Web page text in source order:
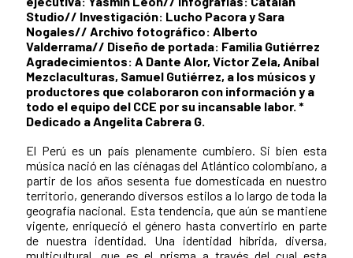
Studio// Investigación: Lucho Pacora y Sara
Nogales// Archivo fotográfico: Alberto
Valderrama// Diseño de portada: Familia Gutiérrez
Agradecimientos: A Dante Alor, Víctor Zela, Aníbal
Mezclaculturas, Samuel Gutiérrez, a los músicos y
productores que colaboraron con información y a
todo el equipo del CCE por su incansable labor. *
Dedicado a Angelita Cabrera G.
El Perú es un país plenamente cumbiero. Si bien esta
música nació en las ciénagas del Atlántico colombiano, a
partir de los años sesenta fue domesticada en nuestro
territorio, generando diversos estilos a lo largo de toda la
geografía nacional. Esta tendencia, que aún se mantiene
vigente, enriqueció el género hasta convertirlo en parte
de nuestra identidad. Una identidad híbrida, diversa,